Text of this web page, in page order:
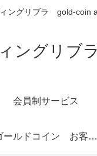
ングリブラ gold-coin
ングリブ
会員制サービス
ゴールドコイン お客様の声1～6ページ